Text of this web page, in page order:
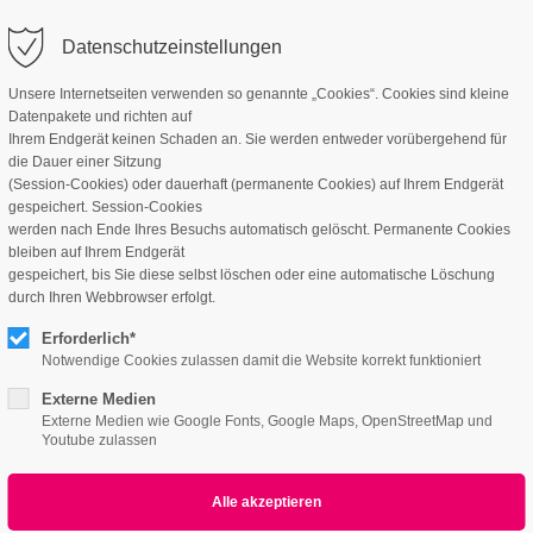
Imagemap
dolor sit amet, consectetuer adipiscing elit.
commodo ligula eget dolor. Aenean massa.
Datenschutzeinstellungen
Unsere Internetseiten verwenden so genannte „Cookies“. Cookies sind kleine
Datenpakete und richten auf
Ihrem Endgerät keinen Schaden an. Sie werden entweder vorübergehend für
die Dauer einer Sitzung
(Session-Cookies) oder dauerhaft (permanente Cookies) auf Ihrem Endgerät
gespeichert. Session-Cookies
werden nach Ende Ihres Besuchs automatisch gelöscht. Permanente Cookies
bleiben auf Ihrem Endgerät
gespeichert, bis Sie diese selbst löschen oder eine automatische Löschung
durch Ihren Webbrowser erfolgt.
Erforderlich*
Notwendige Cookies zulassen damit die Website korrekt funktioniert
Externe Medien
Externe Medien wie Google Fonts, Google Maps, OpenStreetMap und
Youtube zulassen